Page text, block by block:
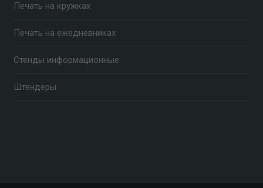
Печать на кружках
Печать на ежедневниках
Стенды информационные
Штендеры